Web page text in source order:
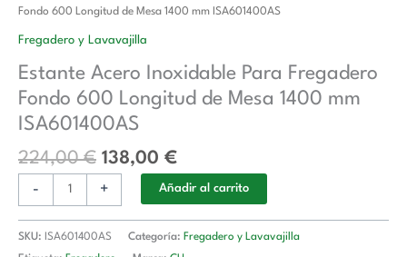
Fondo 600 Longitud de Mesa 1400 mm ISA601400AS
Fregadero y Lavavajilla
Estante Acero Inoxidable Para Fregadero
Fondo 600 Longitud de Mesa 1400 mm
ISA601400AS
224,00€
precio
original
224,00 €.
138,00 €
precio
138,00 €.
-
Acero
Inoxidable
Fregadero
Fondo
600
de
1400
+ Añadir al carrito
SKU: ISA601400AS Categoría: Fregadero y Lavavajilla